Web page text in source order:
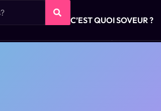
C’EST QUOI SOVEUR ?